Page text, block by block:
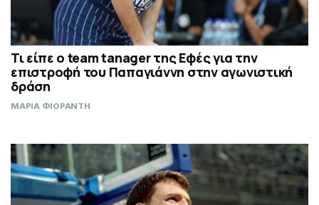
Τι είπε ο team tanager της Εφές για την
επιστροφή του Παπαγιάννη στην αγωνιστική
δράση
ΜΑΡΙΑ ΦΙΟΡΑΝΤΗ